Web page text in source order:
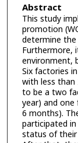
Abstract
This study
promotion
determine
Furthermore,
environment,
Six factories
with less than
to be a two
year) and
6 months).
participated
status of their